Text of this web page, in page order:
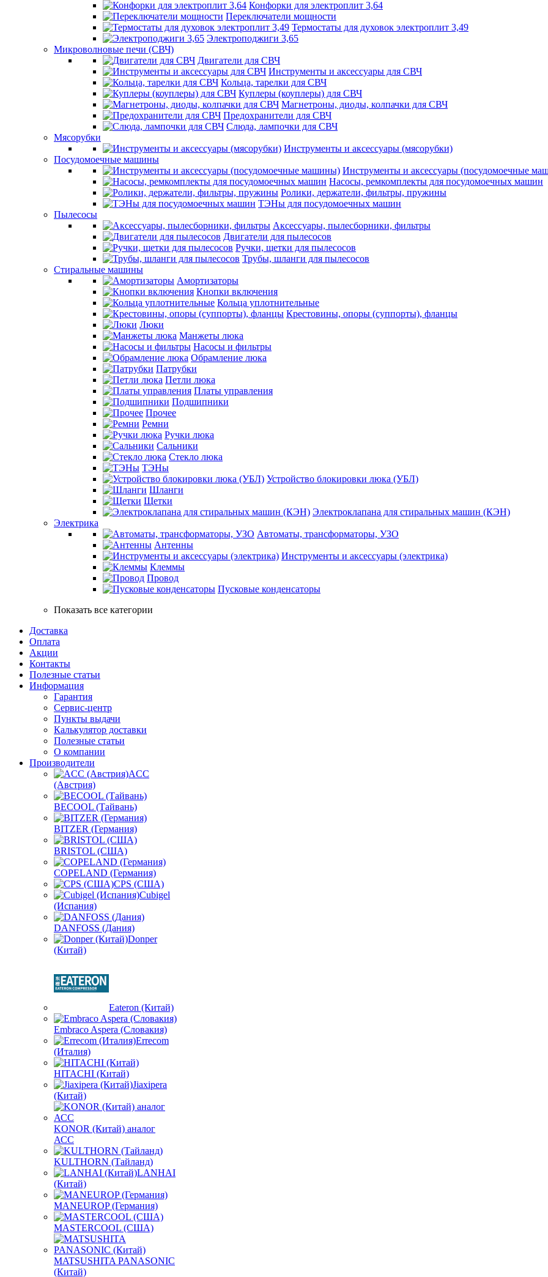
Конфорки для электроплит 3,64
Переключатели мощности
Термостаты для духовок электроплит 3,49
Электроподжиги 3,65
Микроволновые печи (СВЧ)
Двигатели для СВЧ
Инструменты и аксессуары для СВЧ
Кольца, тарелки для СВЧ
Куплеры (коуплеры) для СВЧ
Магнетроны, диоды, колпачки для СВЧ
Предохранители для СВЧ
Слюда, лампочки для СВЧ
Мясорубки
Инструменты и аксессуары (мясорубки)
Посудомоечные машины
Инструменты и аксессуары (посудомоечные
Насосы, ремкомплекты для посудомоечных машин
Ролики, держатели, фильтры, пружины
ТЭНы для посудомоечных машин
Пылесосы
Аксессуары, пылесборники, фильтры
Двигатели для пылесосов
Ручки, щетки для пылесосов
Трубы, шланги для пылесосов
Стиральные машины
Амортизаторы
Кнопки включения
Кольца уплотнительные
Крестовины, опоры (суппорты), фланцы
Люки
Манжеты люка
Насосы и фильтры
Обрамление люка
Патрубки
Петли люка
Платы управления
Подшипники
Прочее
Ремни
Ручки люка
Сальники
Стекло люка
ТЭНы
Устройство блокировки люка (УБЛ)
Шланги
Щетки
Электроклапана для стиральных машин (КЭН)
Электрика
Автоматы, трансформаторы, УЗО
Антенны
Инструменты и аксессуары (электрика)
Клеммы
Провод
Пусковые конденсаторы
Показать все категории
Доставка
Оплата
Акции
Контакты
Полезные статьи
Информация
Гарантия
Сервис-центр
Пункты выдачи
Калькулятор доставки
Полезные статьи
О компании
Производители
ACC
(Австрия)
BECOOL (Тайвань)
BITZER (Германия)
BRISTOL (США)
COPELAND (Германия)
CPS (США)
Cubigel
(Испания)
DANFOSS (Дания)
Donper
(Китай)
Eateron (Китай)
Embraco Aspera (Словакия)
Errecom
(Италия)
HITACHI (Китай)
Jiaxipera
(Китай)
KONOR (Китай) аналог
АСС
KULTHORN (Тайланд)
LANHAI
(Китай)
MANEUROP (Германия)
MASTERCOOL (США)
MATSUSHITA PANASONIC
(Китай)